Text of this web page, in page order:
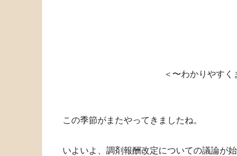
＜〜わかりやすく
この季節がまたやってきましたね。
いよいよ、調剤報酬改定についての議論が始